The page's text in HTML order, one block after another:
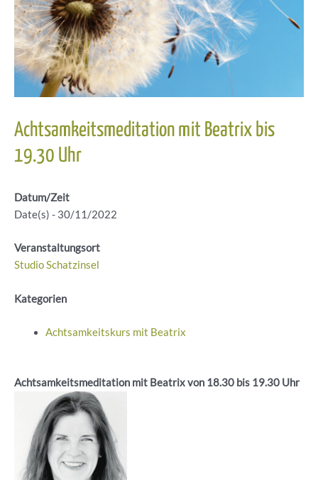
Achtsamkeitsmeditation mit Beatrix bis
19.30 Uhr
Datum/Zeit
Date(s) - 30/11/2022
Veranstaltungsort
Studio Schatzinsel
Kategorien
Achtsamkeitskurs mit Beatrix
Achtsamkeitsmeditation mit Beatrix von 18.30 bis 19.30 Uhr